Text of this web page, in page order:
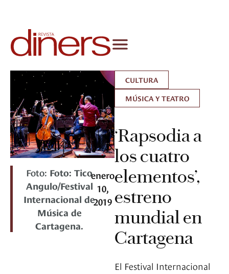
Foto: Foto: Tico
Angulo/Festival
Internacional de
Música de
Cartagena.
enero
10,
2019
CULTURA
MÚSICA Y TEATRO
‘Rapsodia a
los cuatro
elementos’,
estreno
mundial en
Cartagena
El Festival Internacional